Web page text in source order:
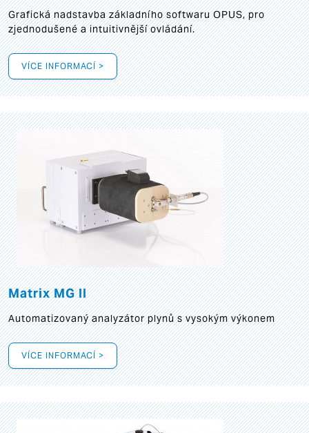
Grafickánadstavba základního softwaru OPUS, pro
zjednodušené a intuitivnější ovládání.
VÍCE INFORMACÍ >
Matrix MG II
Automatizovaný analyzátor plynů s vysokým výkonem
VÍCE INFORMACÍ >